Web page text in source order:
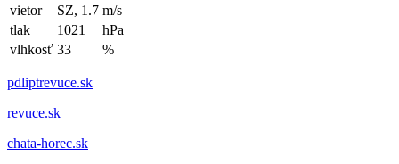
vietor
SZ, 1.7 m/s
tlak
1021
hPa
vlhkosť 33 %
pdliptrevuce.sk
revuce.sk
chata-horec.sk